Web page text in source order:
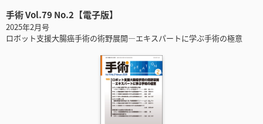
手術 Vol.79 No.2【電子版】
2025年2月号
ロボット支援大腸癌手術の術野展開―エキスパートに学ぶ手術の極意